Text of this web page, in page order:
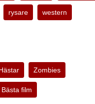
rysare western
Zombies
film